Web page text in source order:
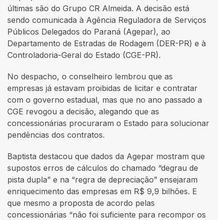
últimas são do Grupo CR Almeida. A decisão está
sendo comunicada à Agência Reguladora de Serviços
Públicos Delegados do Paraná (Agepar), ao
Departamento de Estradas de Rodagem (DER-PR) e à
Controladoria-Geral do Estado (CGE-PR).
No despacho, o conselheiro lembrou que as
empresas já estavam proibidas de licitar e contratar
com o governo estadual, mas que no ano passado a
CGE revogou a decisão, alegando que as
concessionárias procuraram o Estado para solucionar
pendências dos contratos.
Baptista destacou que dados da Agepar mostram que
supostos erros de cálculos do chamado “degrau de
pista dupla” e na “regra de depreciação” ensejaram
enriquecimento das empresas em R$ 9,9 bilhões. E
que mesmo a proposta de acordo pelas
concessionárias “não foi suficiente para recompor os